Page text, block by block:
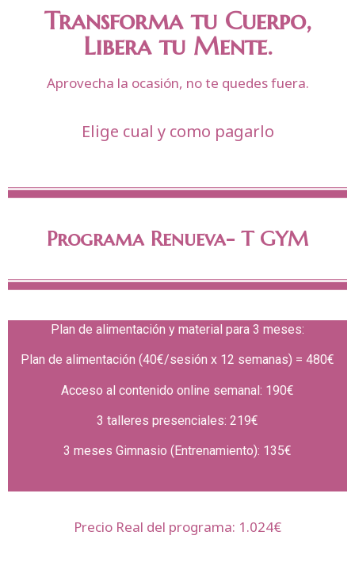
Transforma tu Cuerpo,
Libera tu Mente.
Aprovecha la ocasión, no te quedes fuera.
Elige cual y como pagarlo
Programa Renueva- T GYM
Plan de alimentación y material para 3 meses:
Plan de alimentación (40€/sesión x 12 semanas) = ​​480€
Acceso al contenido online semanal: 190€
3 talleres presenciales: 219€
3 meses Gimnasio (Entrenamiento): 135€
Precio Real del programa: 1.024€